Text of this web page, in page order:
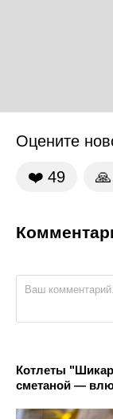
Оцените
❤️ 49 🙏
Котлеты
сметаной —